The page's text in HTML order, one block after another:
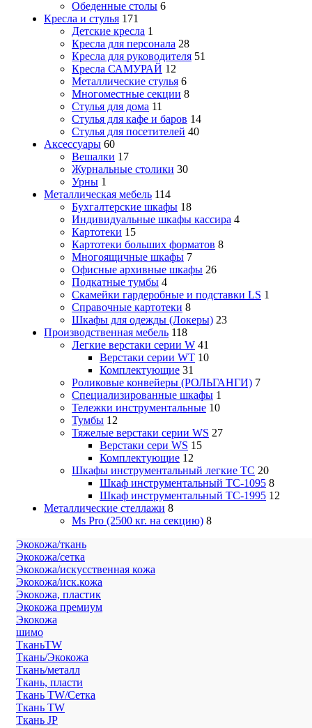
Обеденные столы 6
Кресла и стулья 171
Детские кресла 1
Кресла для персонала 28
Кресла для руководителя 51
Кресла САМУРАЙ 12
Металлические стулья 6
Многоместные секции 8
Стулья для дома 11
Стулья для кафе и баров 14
Стулья для посетителей 40
Аксессуары 60
Вешалки 17
Журнальные столики 30
Урны 1
Металлическая мебель 114
Бухгалтерские шкафы 18
Индивидуальные шкафы кассира 4
Картотеки 15
Картотеки больших форматов 8
Многоящичные шкафы 7
Офисные архивные шкафы 26
Подкатные тумбы 4
Скамейки гардеробные и подставки LS 1
Справочные картотеки 8
Шкафы для одежды (Локеры) 23
Производственная мебель 118
Легкие верстаки серии W 41
Верстаки серии WT 10
Комплектующие 31
Роликовые конвейеры (РОЛЬГАНГИ) 7
Специализированные шкафы 1
Тележки инструментальные 10
Тумбы 12
Тяжелые верстаки серии WS 27
Верстаки сери WS 15
Комплектующие 12
Шкафы инструментальный легкие ТС 20
Шкаф инструментальный TC-1095 8
Шкаф инструментальный TC-1995 12
Металлические стеллажи 8
Ms Pro (2500 кг. на секцию) 8
Экокожа/ткань
Экокожа/сетка
Экокожа/искусственная кожа
Экокожа/иск.кожа
Экокожа, пластик
Экокожа премиум
Экокожа
шимо
ТканьTW
Ткань/Экокожа
Ткань/металл
Ткань, пласти
Ткань TW/Сетка
Ткань TW
Ткань JP